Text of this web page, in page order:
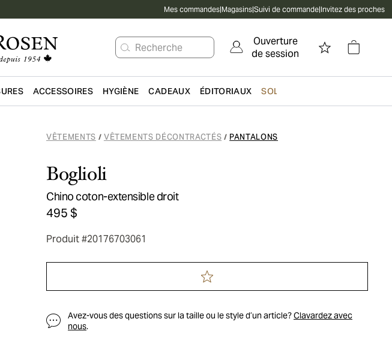
Mes commandes|Magasins|Suivi de commande|Invitez des proches
Recherche
Ouverture
de session
au contenu principal
ACCESSOIRES HYGIÈNE CADEAUX ÉDITORIAUX SOLDES
VÊTEMENTS / VÊTEMENTS DÉCONTRACTÉS / PANTALONS
Boglioli
Chino coton-extensible droit
495 $
Produit #20176703061
Avez-vous des questions sur la taille ou le style d’un article?Clavardez avec
nous.